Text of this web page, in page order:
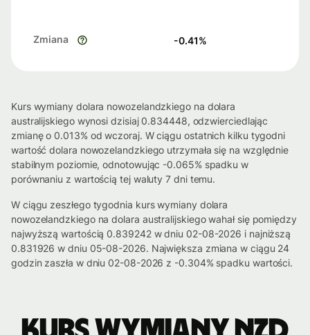
Zmiana -0.41%
Kurs wymiany dolara nowozelandzkiego na dolara
australijskiego wynosi dzisiaj 0.834448, odzwierciedlając
zmianę o 0.013% od wczoraj. W ciągu ostatnich kilku tygodni
wartość dolara nowozelandzkiego utrzymała się na względnie
stabilnym poziomie, odnotowując -0.065% spadku w
porównaniu z wartością tej waluty 7 dni temu.
W ciągu zeszłego tygodnia kurs wymiany dolara
nowozelandzkiego na dolara australijskiego wahał się pomiędzy
najwyższą wartością 0.839242 w dniu 02-08-2026 i najniższą
0.831926 w dniu 05-08-2026. Największa zmiana w ciągu 24
godzin zaszła w dniu 02-08-2026 z -0.304% spadku wartości.